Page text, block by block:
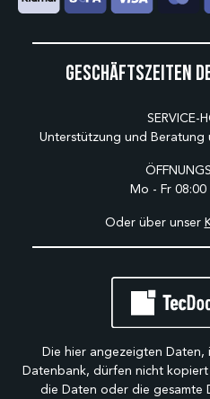
Geschäftszeiten
SERVICE-
Unterstützung und Beratung
Mo - Fr 08:00
Oder über unser
Die hier angezeigten Daten,
Datenbank, dürfen nicht kopiert
die Daten oder die gesamte